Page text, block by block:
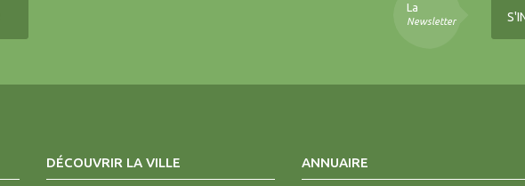
La
Newsletter
DÉCOUVRIR LA VILLE ANNUAIRE